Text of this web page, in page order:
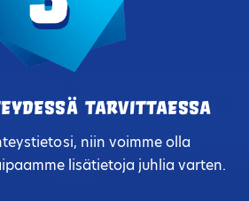
tarvittaessa
niin voimme olla
lisätietoja juhlia varten.